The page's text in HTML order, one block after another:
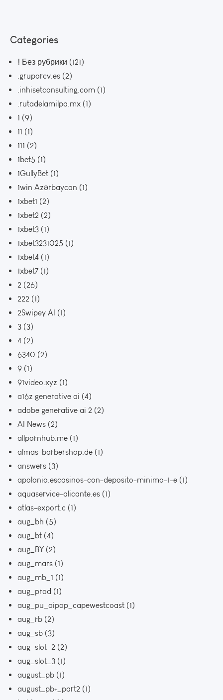
Categories
! Без рубрики (121)
.gruporcv.es (2)
.inhisetconsulting.com (1)
.rutadelamilpa.mx (1)
1 (9)
11 (1)
111 (2)
1bet5 (1)
1GullyBet (1)
1win Azərbaycan (1)
1xbet1 (2)
1xbet2 (2)
1xbet3 (1)
1xbet3231025 (1)
1xbet4 (1)
1xbet7 (1)
2 (26)
222 (1)
2Swipey AI (1)
3 (3)
4 (2)
6340 (2)
9 (1)
91video.xyz (1)
a16z generative ai (4)
adobe generative ai 2 (2)
AI News (2)
allpornhub.me (1)
almas-barbershop.de (1)
answers (3)
apolonio.escasinos-con-deposito-minimo-1-e (1)
aquaservice-alicante.es (1)
atlas-export.c (1)
aug_bh (5)
aug_bt (4)
aug_BY (2)
aug_mars (1)
aug_mb_1 (1)
aug_prod (1)
aug_pu_aipop_capewestcoast (1)
aug_rb (2)
aug_sb (3)
aug_slot_2 (2)
aug_slot_3 (1)
august_pb (1)
august_pb+_part2 (1)